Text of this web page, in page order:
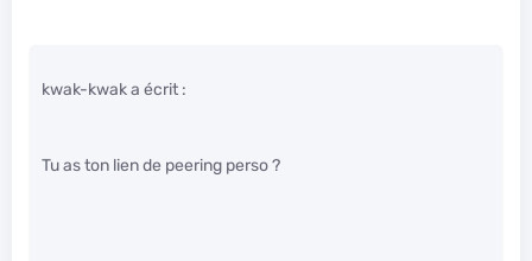
kwak-kwak a écrit :
Tu as ton lien de peering perso ?